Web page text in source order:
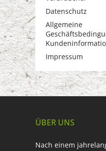
Datenschutz
Allgemeine
Impressum
ÜBER UNS
Nach einem